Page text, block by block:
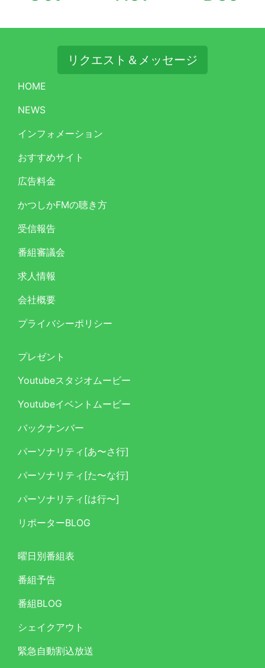
リクエスト＆メッセージ
HOME
NEWS
インフォメーション
おすすめサイト
広告料金
かつしかFMの聴き方
受信報告
番組審議会
求人情報
会社概要
プライバシーポリシー
プレゼント
Youtubeスタジオムービー
Youtubeイベントムービー
バックナンバー
パーソナリティ[あ〜さ行]
パーソナリティ[た〜な行]
パーソナリティ[は行〜]
リポーターBLOG
曜日別番組表
番組予告
番組BLOG
シェイクアウト
緊急自動割込放送